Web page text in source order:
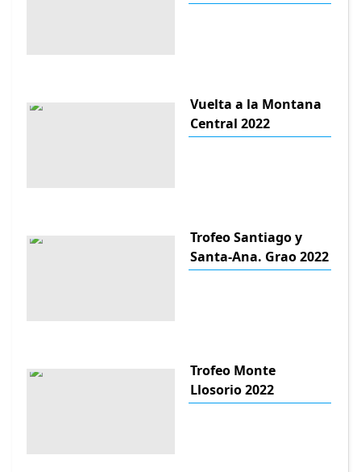
Vuelta a la Montana
Central 2022
Trofeo Santiago y
Santa-Ana. Grao 2022
Trofeo Monte
Llosorio 2022